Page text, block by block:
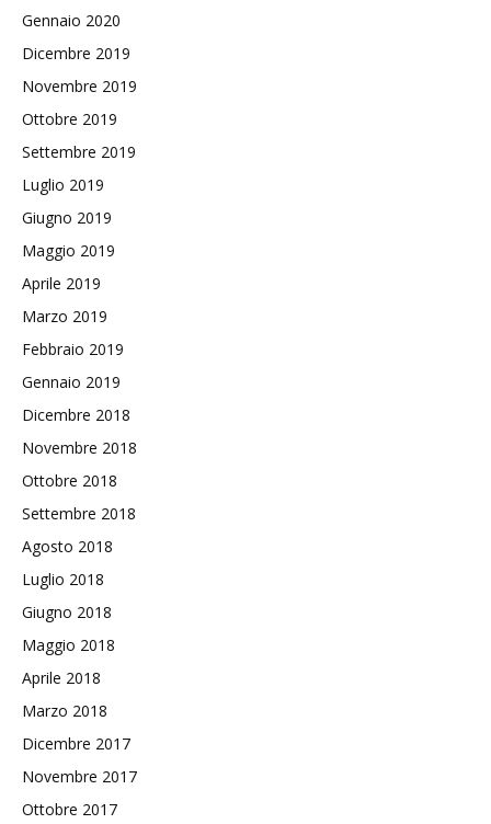
Gennaio 2020
Dicembre 2019
Novembre 2019
Ottobre 2019
Settembre 2019
Luglio 2019
Giugno 2019
Maggio 2019
Aprile 2019
Marzo 2019
Febbraio 2019
Gennaio 2019
Dicembre 2018
Novembre 2018
Ottobre 2018
Settembre 2018
Agosto 2018
Luglio 2018
Giugno 2018
Maggio 2018
Aprile 2018
Marzo 2018
Dicembre 2017
Novembre 2017
Ottobre 2017